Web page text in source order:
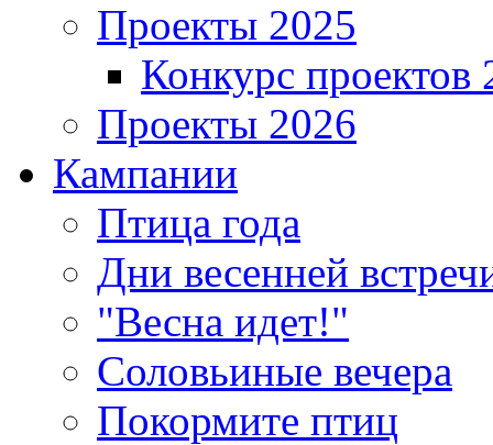
Проекты 2025
Конкурс проектов
Проекты 2026
Кампании
Птица года
Дни весенней
"Весна идет!"
Соловьиные вечера
Покормите птиц